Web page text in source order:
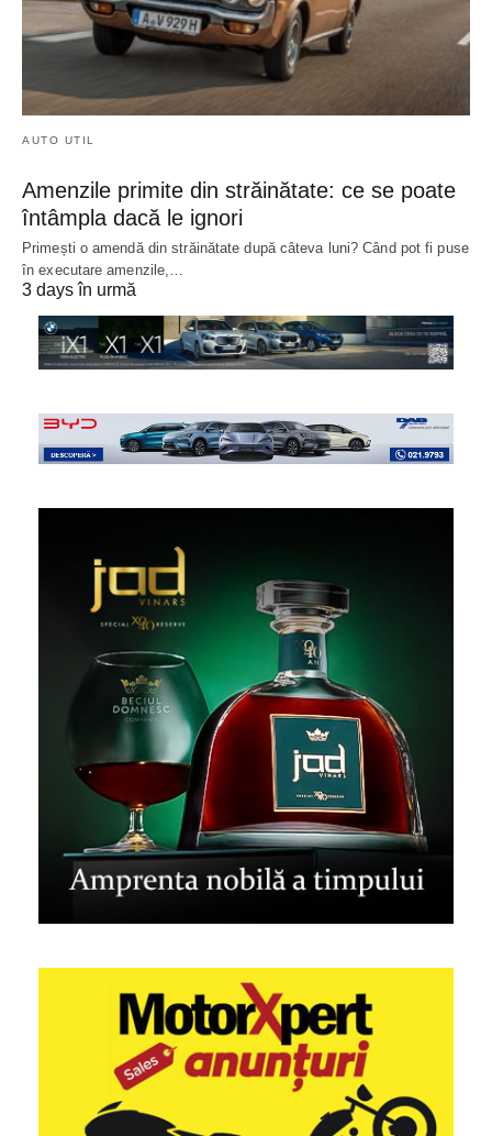
AUTO UTIL
Amenzile primite din străinătate: ce se poate
întâmpla dacă le ignori
Primești o amendă din străinătate după câteva luni? Când pot fi puse
în executare amenzile,…
3 days în urmă